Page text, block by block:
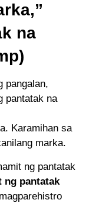
na
pangalan,
pantatak na
Karamihan sa
marka.
ng pantatak
ng pantatak